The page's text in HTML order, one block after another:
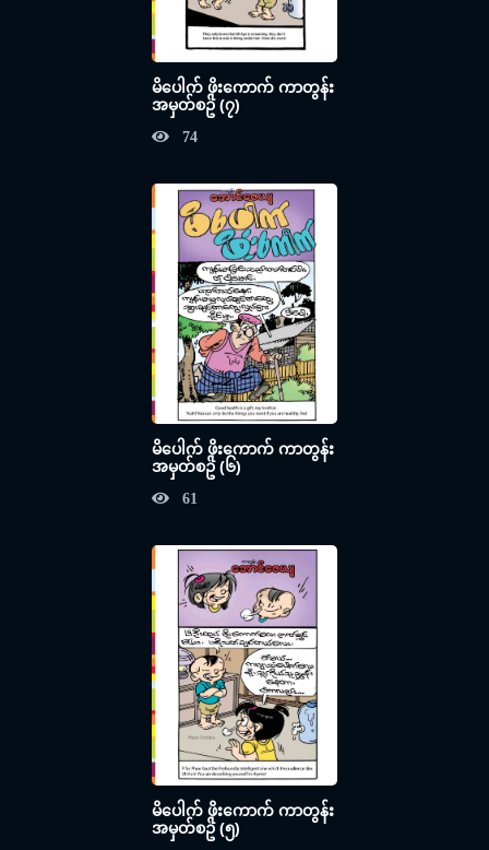
မိပေါက် ဖိုးကောက် ကာတွန်း
အမှတ်စဥ် (၇)
74
မိပေါက် ဖိုးကောက် ကာတွန်း
အမှတ်စဥ် (၆)
61
မိပေါက် ဖိုးကောက် ကာတွန်း
အမှတ်စဥ် (၅)